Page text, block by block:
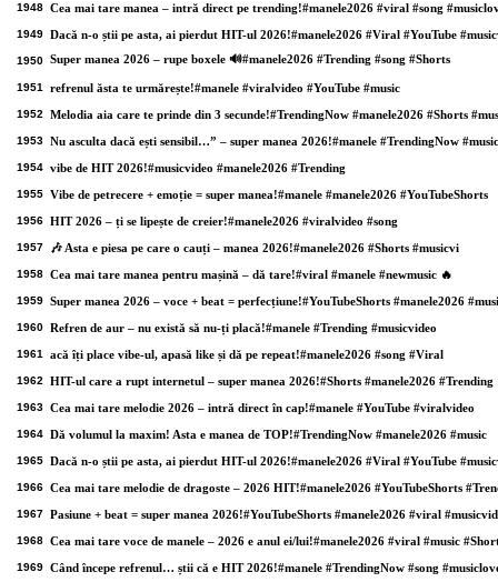
1948 Cea mai tare manea – intră direct pe trending!#manele2026 #viral #song
1949 Dacă n-o știi pe asta, ai pierdut HIT-ul 2026!#manele2026 #Viral #YouTube
1950 Super manea 2026 – rupe boxele 🔊#manele2026 #Trending #song #Shorts
1951 refrenul ăsta te urmărește!#manele #viralvideo #YouTube #music
1952 Melodia aia care te prinde din 3 secunde!#TrendingNow #manele2026 #Shorts
1953 Nu asculta dacă ești sensibil…” – super manea 2026!#manele #TrendingNow #music
1954 vibe de HIT 2026!#musicvideo #manele2026 #Trending
1955 Vibe de petrecere + emoție = super manea!#manele #manele2026 #YouTubeShorts
1956 HIT 2026 – ți se lipește de creier!#manele2026 #viralvideo #song
1957 🎶 Asta e piesa pe care o cauți – manea 2026!#manele2026 #Shorts #musicvi
1958 Cea mai tare manea pentru mașină – dă tare!#viral #manele #newmusic 🔥
1959 Super manea 2026 – voce + beat = perfecțiune!#YouTubeShorts #manele2026
1960 Refren de aur – nu există să nu-ți placă!#manele #Trending #musicvideo
1961 acă îți place vibe-ul, apasă like și dă pe repeat!#manele2026 #song #Viral
1962 HIT-ul care a rupt internetul – super manea 2026!#Shorts #manele2026 #Trending
1963 Cea mai tare melodie 2026 – intră direct în cap!#manele #YouTube #viralvideo
1964 Dă volumul la maxim! Asta e manea de TOP!#TrendingNow #manele2026 #music
1965 Dacă n-o știi pe asta, ai pierdut HIT-ul 2026!#manele2026 #Viral #YouTube
1966 Cea mai tare melodie de dragoste – 2026 HIT!#manele2026 #YouTubeShorts
1967 Pasiune + beat = super manea 2026!#YouTubeShorts #manele2026 #viral
1968 Cea mai tare voce de manele – 2026 e anul ei/lui!#manele2026 #viral #music
1969 Când începe refrenul… știi că e HIT 2026!#manele #TrendingNow #song